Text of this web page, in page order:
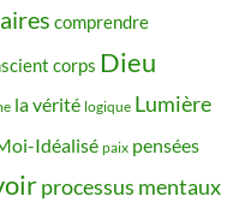
comprendre
corps Dieu
la vérité logique Lumière
Idéalisé paix pensées
processus mentaux